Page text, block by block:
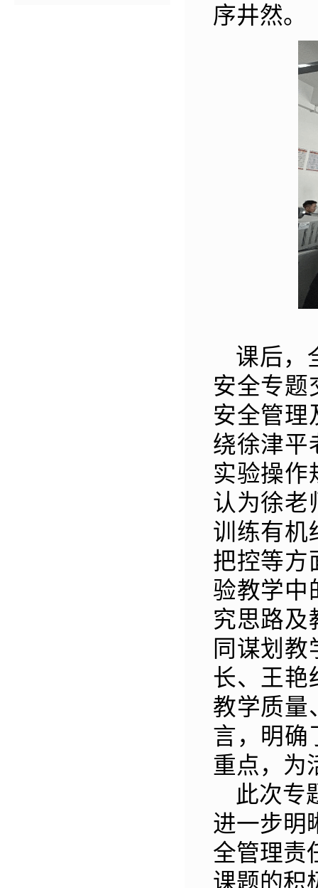
序井然。
课后，
安全专题
安全管理
绕徐津平
实验操作
认为徐老
训练有机
把控等方
验教学中
究思路及
同谋划
长、王艳
教学质量
言，明确
重点，为
此次专
进一步明
全管理责
课题的积